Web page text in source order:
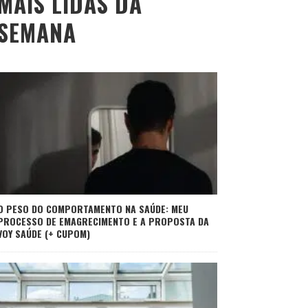
PESO DO COMPORTAMENTO NA SAÚDE: MEU
DE EMAGRECIMENTO E A PROPOSTA DA
SAÚDE (+ CUPOM)